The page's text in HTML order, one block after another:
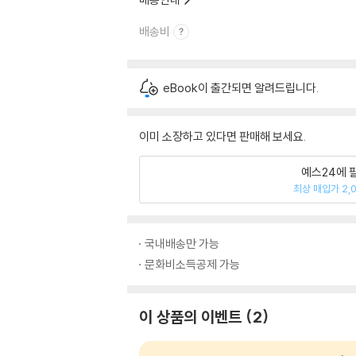
배송비
eBook이 출간되면 알려드립니다.
이미 소장하고 있다면 판매해 보세요.
예스24에
최상 매입가
국내배송만 가능
문화비소득공제 가능
이 상품의 이벤트 2